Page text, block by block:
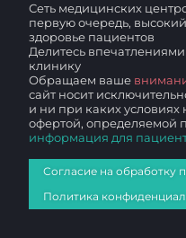
Сеть медицинских
первую очередь,
здоровье пациентов
Делитесь
клинику
Обращаем ваше
сайт носит
и ни при каких условиях
офертой, определяемой
информация для
Согласие на обработку
Политика